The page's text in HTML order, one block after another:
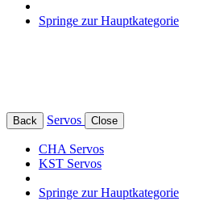
Springe zur Hauptkategorie
Back Servos Close
CHA Servos
KST Servos
Springe zur Hauptkategorie